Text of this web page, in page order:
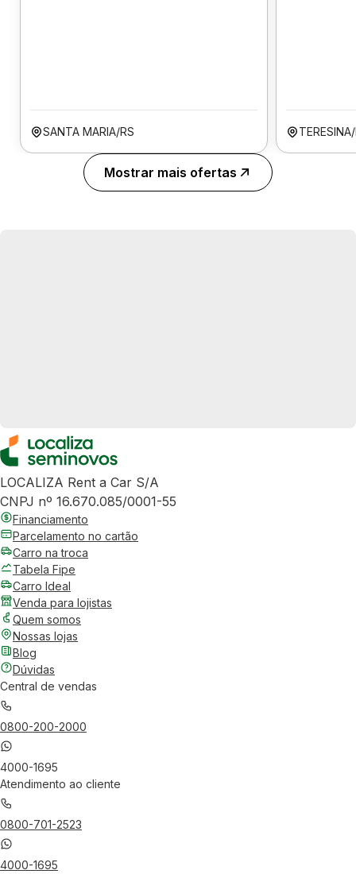
SANTA MARIA/RS
Mostrar mais ofertas
LOCALIZA Rent a Car S/A
CNPJ nº 16.670.085/0001-55
Financiamento
Parcelamento no cartão
Carro na troca
Tabela Fipe
Carro Ideal
Venda para lojistas
Quem somos
Nossas lojas
Blog
Dúvidas
Central de vendas
0800-200-2000
4000-1695
Atendimento ao cliente
0800-701-2523
4000-1695